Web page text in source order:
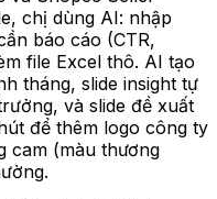
chị dùng AI: nhập
báo cáo (CTR,
file Excel thô. AI tạo
tháng, slide insight tự
và slide đề xuất
để thêm logo công ty
cam (màu thương